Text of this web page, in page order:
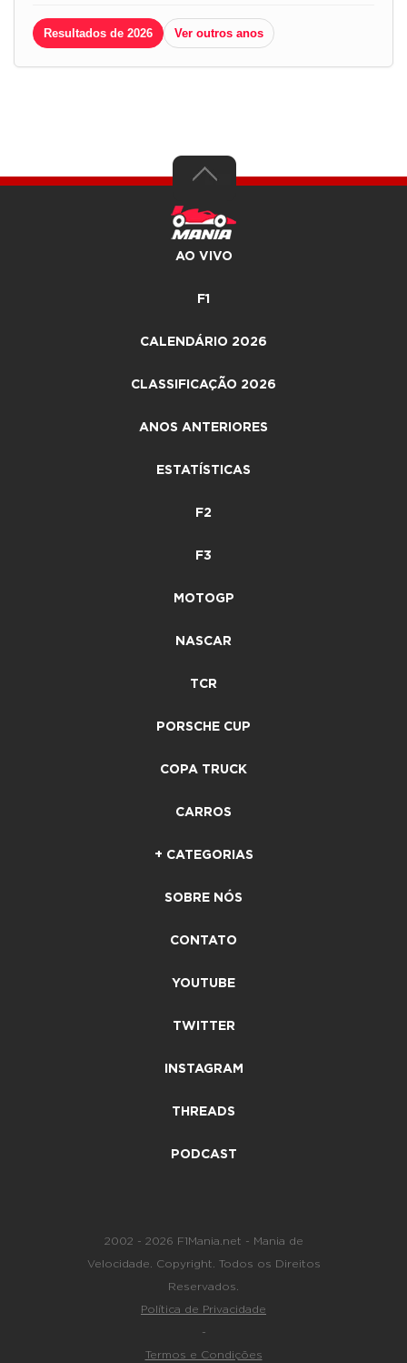
Resultados de 2026 Ver outros anos
AO VIVO
F1
CALENDÁRIO 2026
CLASSIFICAÇÃO 2026
ANOS ANTERIORES
ESTATÍSTICAS
F2
F3
MOTOGP
NASCAR
TCR
PORSCHE CUP
COPA TRUCK
CARROS
+ CATEGORIAS
SOBRE NÓS
CONTATO
YOUTUBE
TWITTER
INSTAGRAM
THREADS
PODCAST
2002 - 2026 F1Mania.net - Mania de
Velocidade. Copyright. Todos os Direitos
Reservados.
Política de Privacidade
-
Termos e Condições